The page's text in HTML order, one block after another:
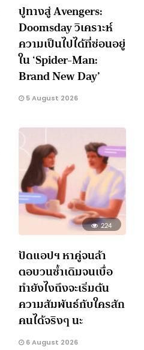
ปูทางสู่ Avengers:
Doomsday วิเคราะห์
ความเป็นไปได้ที่ซ่อนอยู่
ใน ‘Spider-Man:
Brand New Day’
5 August 2026
224
ปัดแอปฯ หาคู่จนล้า
ตอบวนซ้ำเดิมจนเบื่อ
ทำยังไงถึงจะเริ่มต้น
ความสัมพันธ์กับใครสัก
คนได้จริงๆ นะ
6 August 2026